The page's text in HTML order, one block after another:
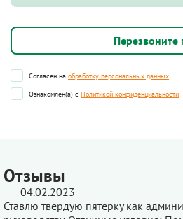
Согласен на обработку персональных данных
Ознакомлен(а) с Политикой конфиденциальности
Отзывы
04.02.2023
Ставлю твердую пятерку как